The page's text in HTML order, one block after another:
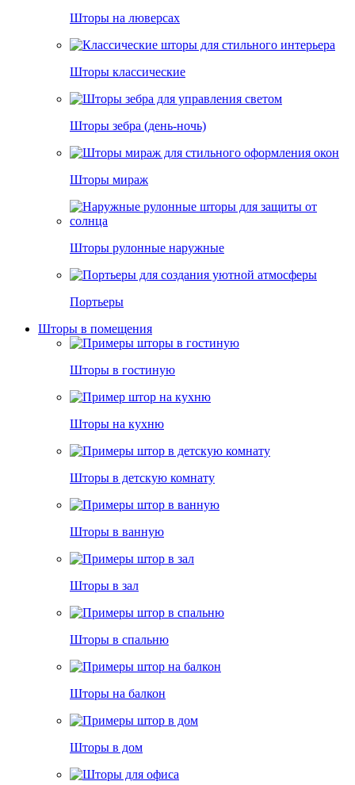
Шторы на люверсах
Шторы классические
Шторы зебра (день-ночь)
Шторы мираж
Шторы рулонные наружные
Портьеры
Шторы в помещения
Шторы в гостиную
Шторы на кухню
Шторы в детскую комнату
Шторы в ванную
Шторы в зал
Шторы в спальню
Шторы на балкон
Шторы в дом